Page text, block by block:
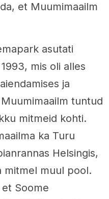
et Muumimaailm
asutati
mis oli alles
ja
tuntud
mitmeid kohti.
ka Turu
Helsingis,
mitmel muul pool.
Soome